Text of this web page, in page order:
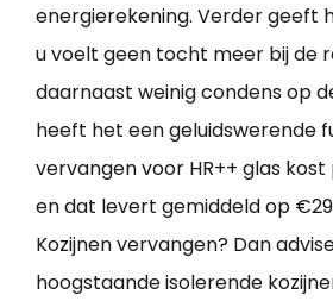
energierekening. Verder geeft
u voelt geen tocht meer bij de
daarnaast weinig condens op
heeft het een geluidswerende
vervangen voor HR++ glas
en dat levert gemiddeld op
Kozijnen vervangen? Dan
hoogstaande isolerende